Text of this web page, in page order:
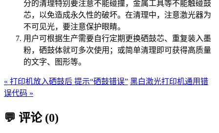
分的清理特别要注意不能碰撞，金属工具等不能触碰鼓
芯，以免造成永久性的破坏。在清理中，注意激光器为
不可见光，要注意保护眼睛。
用户可根据生产需要自行定期更换硒鼓芯、重复装入墨
粉，硒鼓体就可多次使用；或简单清理即可获得高质量
的文字、图形等。
« 打印机放入硒鼓后 提示“硒鼓错误” 黑白激光打印机通用错
误代码 »
💬 评论 (0)